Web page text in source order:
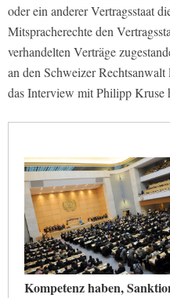
oder ein anderer Vertragsstaat
Mitspracherechte den
verhandelten Verträge
an den Schweizer
das Interview mit Philipp Kruse
Kompetenz haben,